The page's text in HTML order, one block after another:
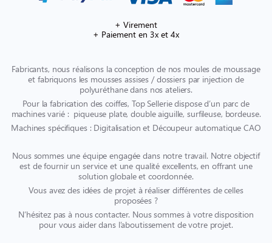
+ Virement
+ Paiement en 3x et 4x
Fabricants, nous réalisons la conception de nos moules de moussage
et fabriquons les mousses assises / dossiers par injection de
polyuréthane dans nos ateliers.
Pour la fabrication des coiffes, Top Sellerie dispose d’un parc de
machines varié : piqueuse plate, double aiguille, surfileuse, bordeuse.
Machines spécifiques : Digitalisation et Découpeur automatique CAO
Nous sommes une équipe engagée dans notre travail. Notre objectif
est de fournir un service et une qualité excellents, en offrant une
solution globale et coordonnée.
Vous avez des idées de projet à réaliser différentes de celles
proposées ?
N’hésitez pas à nous contacter. Nous sommes à votre disposition
pour vous aider dans l’aboutissement de votre projet.